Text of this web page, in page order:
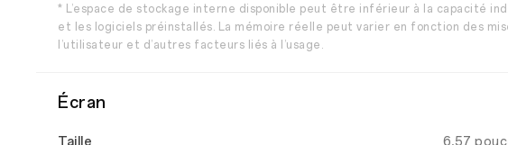
* L’espace de stockage interne disponible peut être inférieur à la capacité
et les logiciels préinstallés. La mémoire réelle peut varier en fonction des
l’utilisateur et d’autres facteurs liés à l’usage.
Écran
Taille 6,57